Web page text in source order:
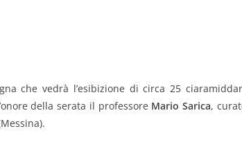
che vedrà l’esibizione di circa 25
della serata il professore Mario Sarica,